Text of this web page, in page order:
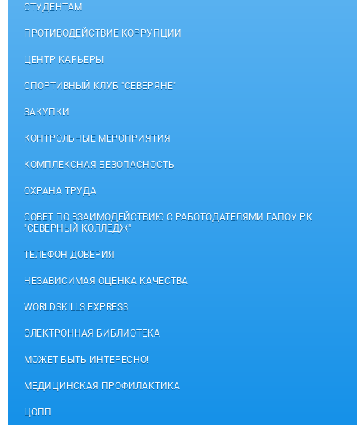
СТУДЕНТАМ
ПРОТИВОДЕЙСТВИЕ КОРРУПЦИИ
ЦЕНТР КАРЬЕРЫ
СПОРТИВНЫЙ КЛУБ "СЕВЕРЯНЕ"
ЗАКУПКИ
КОНТРОЛЬНЫЕ МЕРОПРИЯТИЯ
КОМПЛЕКСНАЯ БЕЗОПАСНОСТЬ
ОХРАНА ТРУДА
СОВЕТ ПО ВЗАИМОДЕЙСТВИЮ С РАБОТОДАТЕЛЯМИ ГАПОУ РК
"СЕВЕРНЫЙ КОЛЛЕДЖ"
ТЕЛЕФОН ДОВЕРИЯ
НЕЗАВИСИМАЯ ОЦЕНКА КАЧЕСТВА
WORLDSKILLS EXPRESS
ЭЛЕКТРОННАЯ БИБЛИОТЕКА
МОЖЕТ БЫТЬ ИНТЕРЕСНО!
МЕДИЦИНСКАЯ ПРОФИЛАКТИКА
ЦОПП